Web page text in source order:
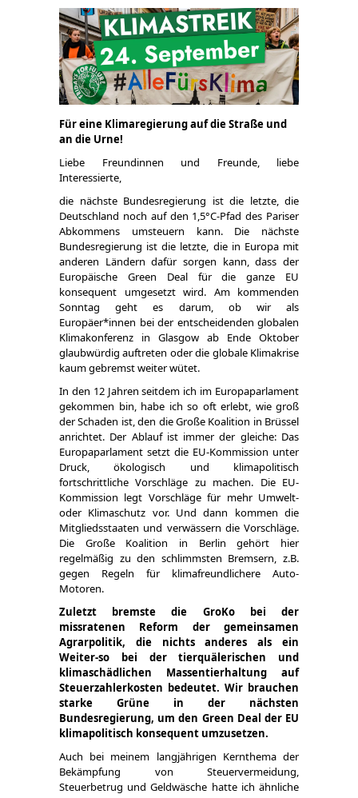
Für eine Klimaregierung auf die Straße und
an die Urne!
Liebe Freundinnen und Freunde, liebe
Interessierte,
die nächste Bundesregierung ist die letzte, die
Deutschland noch auf den 1,5°C-Pfad des Pariser
Abkommens umsteuern kann. Die nächste
Bundesregierung ist die letzte, die in Europa mit
anderen Ländern dafür sorgen kann, dass der
Europäische Green Deal für die ganze EU
konsequent umgesetzt wird. Am kommenden
Sonntag geht es darum, ob wir als
Europäer*innen bei der entscheidenden globalen
Klimakonferenz in Glasgow ab Ende Oktober
glaubwürdig auftreten oder die globale Klimakrise
kaum gebremst weiter wütet.
In den 12 Jahren seitdem ich im Europaparlament
gekommen bin, habe ich so oft erlebt, wie groß
der Schaden ist, den die Große Koalition in Brüssel
anrichtet. Der Ablauf ist immer der gleiche: Das
Europaparlament setzt die EU-Kommission unter
Druck, ökologisch und klimapolitisch
fortschrittliche Vorschläge zu machen. Die EU-
Kommission legt Vorschläge für mehr Umwelt-
oder Klimaschutz vor. Und dann kommen die
Mitgliedsstaaten und verwässern die Vorschläge.
Die Große Koalition in Berlin gehört hier
regelmäßig zu den schlimmsten Bremsern, z.B.
gegen Regeln für klimafreundlichere Auto-
Motoren.
Zuletzt bremste die GroKo bei der
missratenen Reform der gemeinsamen
Agrarpolitik, die nichts anderes als ein
Weiter-so bei der tierquälerischen und
klimaschädlichen Massentierhaltung auf
Steuerzahlerkosten bedeutet. Wir brauchen
starke Grüne in der nächsten
Bundesregierung, um den Green Deal der EU
klimapolitisch konsequent umzusetzen.
Auch bei meinem langjährigen Kernthema der
Bekämpfung von Steuervermeidung,
Steuerbetrug und Geldwäsche hatte ich ähnliche